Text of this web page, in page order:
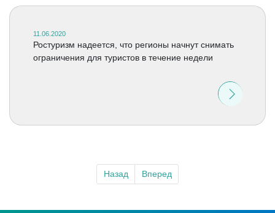
11.06.2020
Ростуризм надеется, что регионы начнут снимать
ограничения для туристов в течение недели
Назад Вперед